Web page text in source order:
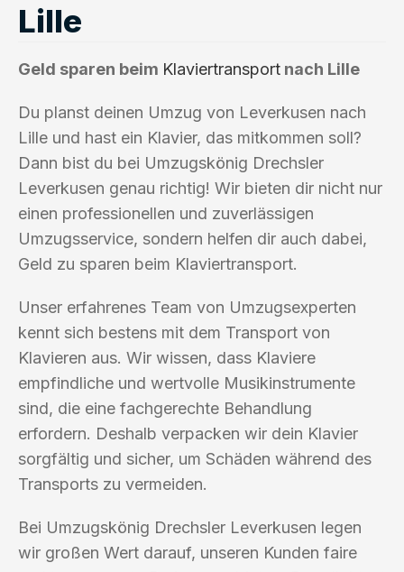
Lille
Geld sparen beim Klaviertransport nach Lille
Du planst deinen Umzug von Leverkusen nach
Lille und hast ein Klavier, das mitkommen soll?
Dann bist du bei Umzugskönig Drechsler
Leverkusen genau richtig! Wir bieten dir nicht nur
einen professionellen und zuverlässigen
Umzugsservice, sondern helfen dir auch dabei,
Geld zu sparen beim Klaviertransport.
Unser erfahrenes Team von Umzugsexperten
kennt sich bestens mit dem Transport von
Klavieren aus. Wir wissen, dass Klaviere
empfindliche und wertvolle Musikinstrumente
sind, die eine fachgerechte Behandlung
erfordern. Deshalb verpacken wir dein Klavier
sorgfältig und sicher, um Schäden während des
Transports zu vermeiden.
Bei Umzugskönig Drechsler Leverkusen legen
wir großen Wert darauf, unseren Kunden faire